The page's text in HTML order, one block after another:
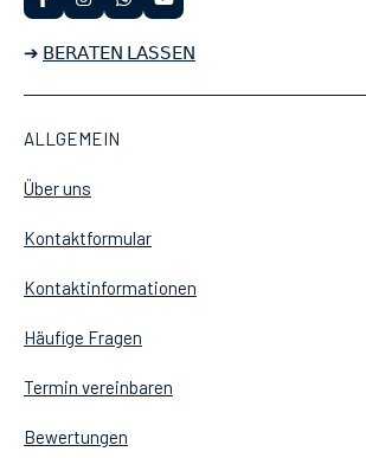
F
a
e
o
k
I
n
t
g
a
m
W
h
t
A
Y
o
T
b
➔ 𝖡𝖤𝖱𝖠𝖳𝖤𝖭 𝖫𝖠𝖲𝖲𝖤𝖭
ALLGEMEIN
Über uns
Kontaktformular
Kontaktinformationen
Häufige Fragen
Termin vereinbaren
Bewertungen